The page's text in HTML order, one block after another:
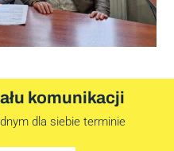
komunikacji
dla siebie terminie